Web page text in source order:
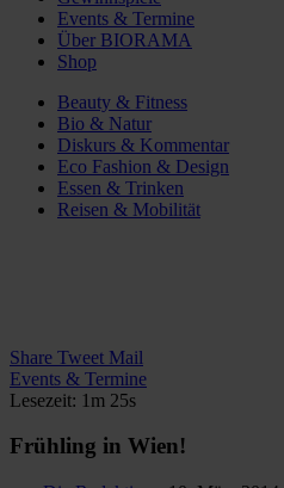
Events & Termine
Über BIORAMA
Shop
Beauty & Fitness
Bio & Natur
Diskurs & Kommentar
Eco Fashion & Design
Essen & Trinken
Reisen & Mobilität
Share Tweet Mail
Events & Termine
Lesezeit: 1m 25s
Frühling in Wien!